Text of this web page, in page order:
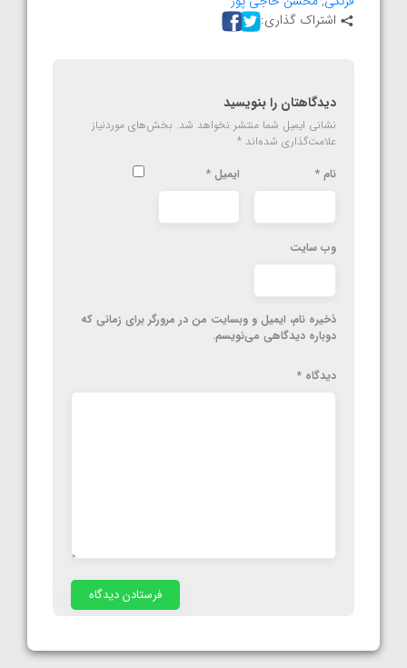
اشتراک گذاری:
دیدگاهتان را بنویسید
نشانی ایمیل شما منتشر نخواهد شد. بخش‌های موردنیاز
علامت‌گذاری شده‌اند *
نام * ایمیل *
وب‌ سایت
ذخیره نام، ایمیل و وبسایت من در مرورگر برای زمانی که
دوباره دیدگاهی می‌نویسم.
دیدگاه *